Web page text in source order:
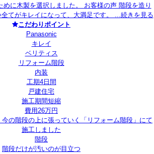
めに木製を選択しました。 お客様の声 階段を造り
てがキレイになって、大満足です。 ...続きを見る
こだわりポイント
Panasonic
キレイ
ベリティス
リフォーム階段
内装
工期4日間
戸建住宅
施工期間短縮
費用26万円
の階段の上に張っていく「リフォーム階段」にて
施工しました
階段
階段だけが汚いのが目立つ